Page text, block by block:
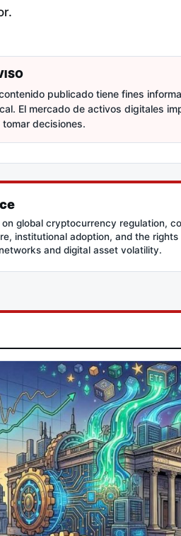
publicado tiene fines
El mercado de activos digitales
tomar decisiones.
global cryptocurrency regulation,
institutional adoption, and the
and digital asset volatility.